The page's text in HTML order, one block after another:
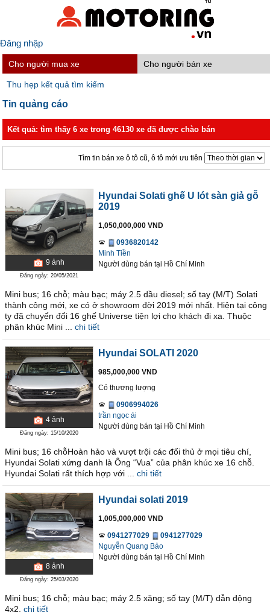
Đăng nhập
Cho người mua xe Cho người bán xe
Thu hẹp kết quả tìm kiếm
Tin quảng cáo
Kết quả: tìm thấy 6 xe trong 46130 xe đã được chào bán
Tìm tin bán xe ô tô cũ, ô tô mới ưu tiên
9 ảnh
Đăng ngày: 20/05/2021
Hyundai Solati ghế U lót sàn giả gỗ
2019
1,050,000,000 VND
0936820142
Minh Tiền
Người dùng bán tại Hồ Chí Minh
Mini bus; 16 chỗ; màu bạc; máy 2.5 dầu diesel; số tay (M/T) Solati
thành công mới, xe có ở showroom đời 2019 mới nhất. Hiện tại công
ty đã chuyển đổi 16 ghế Universe tiện lợi cho khách đi xa. Thuộc
phân khúc Mini ...
chi tiết
4 ảnh
Đăng ngày: 15/10/2020
Hyundai SOLATI 2020
985,000,000 VND
Có thương lượng
0906994026
trần ngọc ái
Người dùng bán tại Hồ Chí Minh
Mini bus; 16 chỗHoàn hảo và vượt trội các đối thủ ở mọi tiêu chí,
Hyundai Solati xứng danh là Ông “Vua” của phân khúc xe 16 chỗ.
Hyundai Solati rất thích hợp với ...
chi tiết
8 ảnh
Đăng ngày: 25/03/2020
Hyundai solati 2019
1,005,000,000 VND
0941277029
0941277029
Nguyễn Quang Bảo
Người dùng bán tại Hồ Chí Minh
Mini bus; 16 chỗ; màu bạc; máy 2.5 xăng; số tay (M/T) dẫn động
4x2. chi tiết